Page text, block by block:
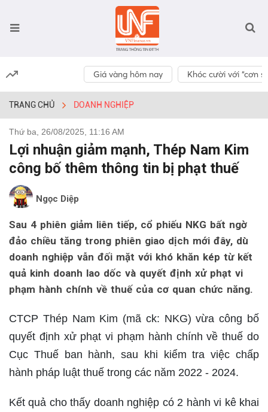
Giá vàng hôm nay Khóc cười với “cơn
TRANG CHỦ DOANH NGHIỆP
Thứ ba, 26/08/2025, 11:16 AM
Lợi nhuận giảm mạnh, Thép Nam Kim
công bố thêm thông tin bị phạt thuế
Ngọc Diệp
Sau 4 phiên giảm liên tiếp, cổ phiếu NKG bất ngờ
đảo chiều tăng trong phiên giao dịch mới đây, dù
doanh nghiệp vẫn đối mặt với khó khăn kép từ kết
quả kinh doanh lao dốc và quyết định xử phạt vi
phạm hành chính về thuế của cơ quan chức năng.
CTCP Thép Nam Kim (mã ck: NKG) vừa công bố
quyết định xử phạt vi phạm hành chính về thuế do
Cục Thuế ban hành, sau khi kiểm tra việc chấp
hành pháp luật thuế trong các năm 2022 - 2024.
Kết quả cho thấy doanh nghiệp có 2 hành vi kê khai